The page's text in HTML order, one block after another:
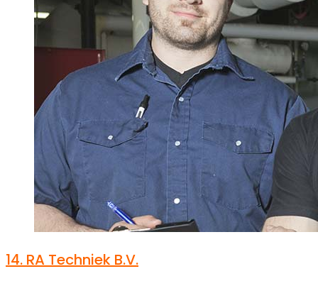
14. RA Techniek B.V.